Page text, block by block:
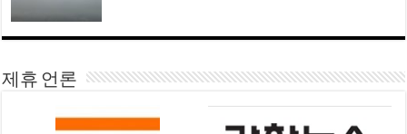
제휴 언론